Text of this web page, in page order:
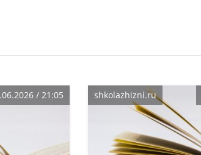
/ 21:05 shkolazhizni.ru